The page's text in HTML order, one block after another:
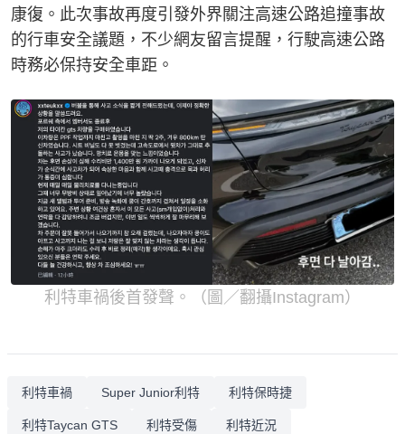
康復。此次事故再度引發外界關注高速公路追撞事故
的行車安全議題，不少網友留言提醒，行駛高速公路
時務必保持安全車距。
利特車禍後首發聲。（圖／翻攝Instagram）
利特車禍 Super Junior利特 利特保時捷
利特Taycan GTS 利特受傷 利特近況